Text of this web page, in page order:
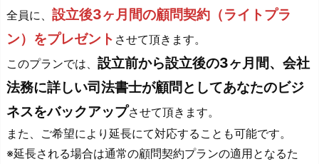
全員に、 設立後3ヶ月間の顧問契約（ライトプラ
ン）をプレゼント させて頂きます。
このプランでは、 設立前から設立後の3ヶ月間、会社
法務に詳しい司法書士が顧問としてあなたのビジ
ネスをバックアップさせて頂きます。
また、ご希望により延長にて対応することも可能です。
※延長される場合は通常の顧問契約プランの適用となるた